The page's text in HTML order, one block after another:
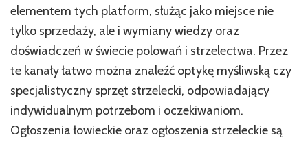
elementem tych platform, służąc jako miejsce nie
tylko sprzedaży, ale i wymiany wiedzy oraz
doświadczeń w świecie polowań i strzelectwa. Przez
te kanały łatwo można znaleźć optykę myśliwską czy
specjalistyczny sprzęt strzelecki, odpowiadający
indywidualnym potrzebom i oczekiwaniom.
Ogłoszenia łowieckie oraz ogłoszenia strzeleckie są